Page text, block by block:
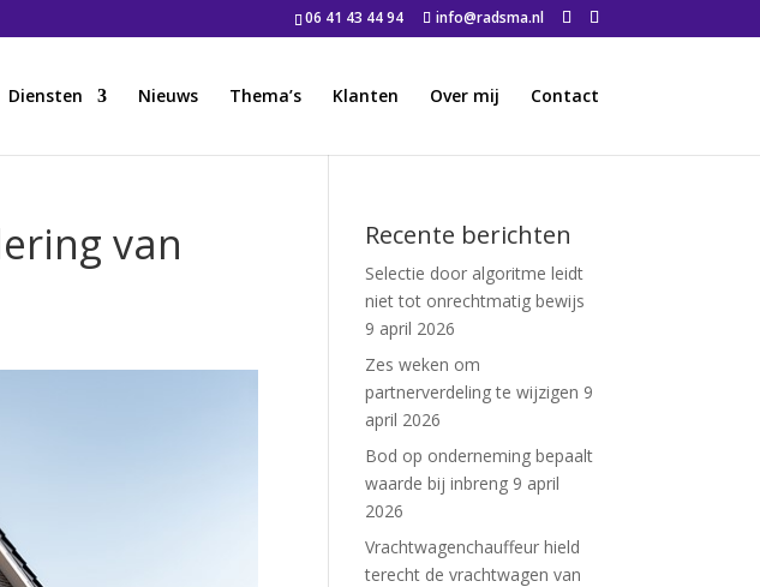
06 41 43 44 94 info@radsma.nl
Diensten Nieuws Thema’s Klanten Over mij Contact
van Recente berichten
Selectie door algoritme leidt
niet tot onrechtmatig bewijs
9 april 2026
Zes weken om
partnerverdeling te wijzigen 9
april 2026
Bod op onderneming bepaalt
waarde bij inbreng 9 april
2026
Vrachtwagenchauffeur hield
terecht de vrachtwagen van